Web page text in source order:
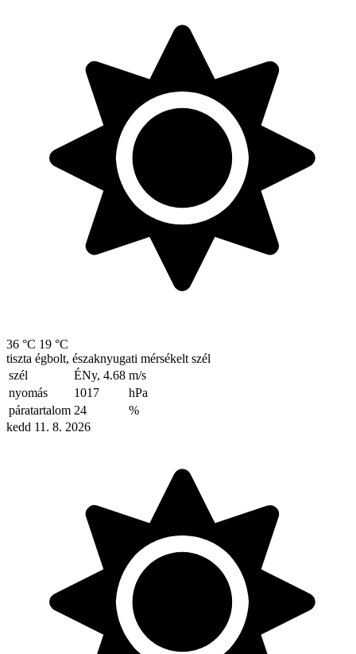
36 °C 19 °C
tiszta égbolt, északnyugati mérsékelt szél
szél
ÉNy, 4.68 m/s
nyomás
1017
hPa
páratartalom 24
%
kedd 11. 8. 2026